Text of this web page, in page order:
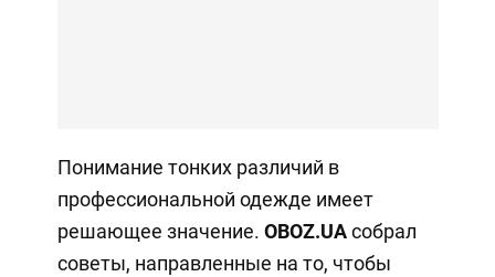
Понимание тонких различий в
профессиональной одежде имеет
решающее значение. OBOZ.UAсобрал
советы, направленные на то, чтобы